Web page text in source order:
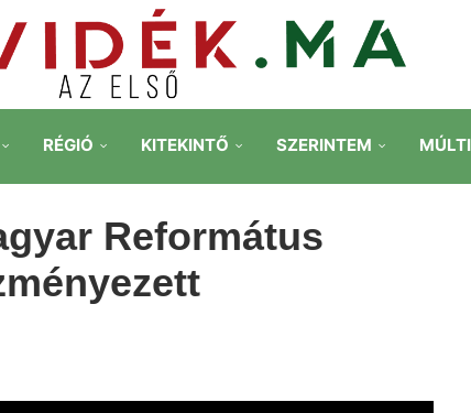
RÉGIÓ KITEKINTŐ SZERINTEM
Református